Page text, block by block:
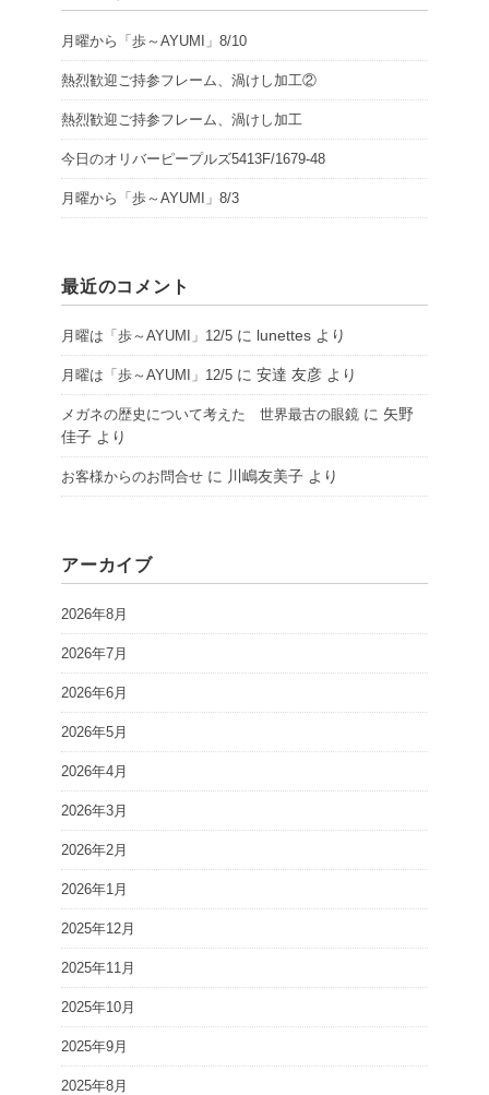
月曜から「歩～AYUMI」8/10
熱烈歓迎ご持参フレーム、渦けし加工②
熱烈歓迎ご持参フレーム、渦けし加工
今日のオリバーピープルズ5413F/1679-48
月曜から「歩～AYUMI」8/3
最近のコメント
月曜は「歩～AYUMI」12/5 に lunettes より
月曜は「歩～AYUMI」12/5 に 安達 友彦 より
メガネの歴史について考えた 世界最古の眼鏡 に 矢野
佳子 より
お客様からのお問合せ に 川嶋友美子 より
アーカイブ
2026年8月
2026年7月
2026年6月
2026年5月
2026年4月
2026年3月
2026年2月
2026年1月
2025年12月
2025年11月
2025年10月
2025年9月
2025年8月